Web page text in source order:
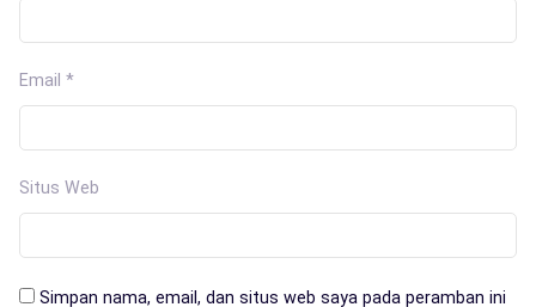
Email *
Situs Web
Simpan nama, email, dan situs web saya pada peramban ini